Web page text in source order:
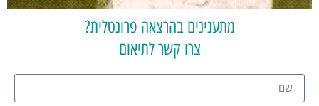
מתענינים בהרצאה פרונטלית?
צרו קשר לתיאום